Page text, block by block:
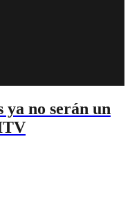
ya no serán un